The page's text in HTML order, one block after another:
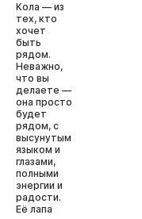
Кола — из
тех, кто
хочет
быть
рядом.
Неважно,
что вы
делаете —
она просто
будет
рядом, с
высунутым
языком и
глазами,
полными
энергии и
радости.
Её лапа